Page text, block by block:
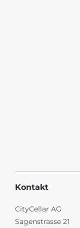
Kontakt
CityCellar AG
Sagenstrasse 21